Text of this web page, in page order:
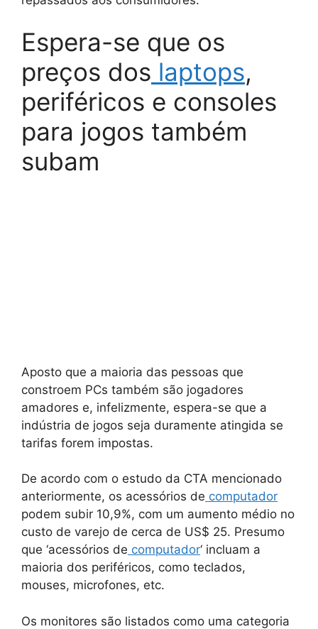
Espera-se que os
preços dos laptops,
periféricos e consoles
para jogos também
subam
Aposto que a maioria das pessoas que
constroem PCs também são jogadores
amadores e, infelizmente, espera-se que a
indústria de jogos seja duramente atingida se
tarifas forem impostas.
De acordo com o estudo da CTA mencionado
anteriormente, os acessórios de computador
podem subir 10,9%, com um aumento médio no
custo de varejo de cerca de US$ 25. Presumo
que ‘acessórios de computador‘ incluam a
maioria dos periféricos, como teclados,
mouses, microfones, etc.
Os monitores são listados como uma categoria